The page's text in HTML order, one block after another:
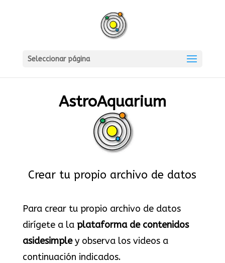
Seleccionar página
AstroAquarium
Crear tu propio archivo de datos
Para crear tu propio archivo de datos
dirígete a la plataforma de contenidos
asidesimpley observa los videos a
continuación indicados.